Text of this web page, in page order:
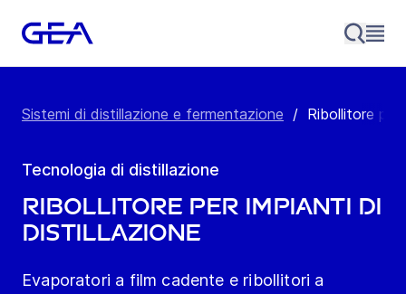
Sistemi di distillazione e fermentazione / Ribollitore per
Tecnologia di distillazione
Ribollitore per impianti di
distillazione
Evaporatori a film cadente e ribollitori a